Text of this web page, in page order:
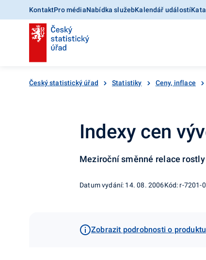
KontaktPro médiaNabídka služebKalendář událostí
Český statistický úřad Statistiky Ceny, inflace
Indexy cen
Meziroční směnné relace
Datum vydání: 14. 08. 2006Kód: r-7201-
Zobrazit podrobnosti o produktu